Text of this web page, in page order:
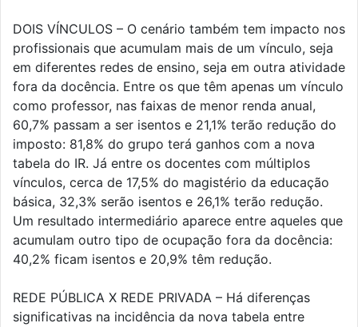
DOIS VÍNCULOS – O cenário também tem impacto nos
profissionais que acumulam mais de um vínculo, seja
em diferentes redes de ensino, seja em outra atividade
fora da docência. Entre os que têm apenas um vínculo
como professor, nas faixas de menor renda anual,
60,7% passam a ser isentos e 21,1% terão redução do
imposto: 81,8% do grupo terá ganhos com a nova
tabela do IR. Já entre os docentes com múltiplos
vínculos, cerca de 17,5% do magistério da educação
básica, 32,3% serão isentos e 26,1% terão redução.
Um resultado intermediário aparece entre aqueles que
acumulam outro tipo de ocupação fora da docência:
40,2% ficam isentos e 20,9% têm redução.
REDE PÚBLICA X REDE PRIVADA – Há diferenças
significativas na incidência da nova tabela entre